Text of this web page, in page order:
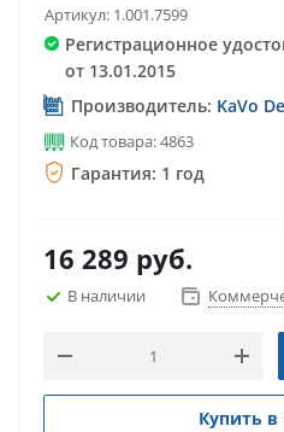
Артикул: 1.001.7599
Регистрационное
от 13.01.2015
Производитель: KaVo
Код товара: 4863
Гарантия: 1 год
16 289 руб.
В наличии
Купить в